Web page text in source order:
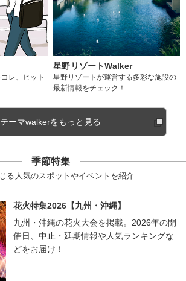
レ、ヒット
星野リゾートWalker
星野リゾートが運営する多彩な施設の
最新情報をチェック！
テーマwalkerをもっと見る
季節特集
る人気のスポットやイベントを紹介
花火特集2026【九州・沖縄】
九州・沖縄の花火大会を掲載。2026年の開
催日、中止・延期情報や人気ランキングな
どをお届け！